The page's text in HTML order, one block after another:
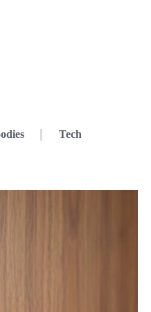
Tech